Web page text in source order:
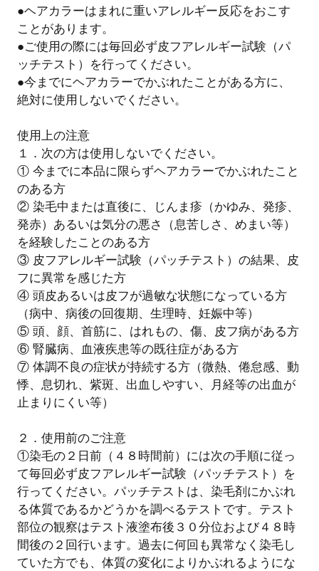
●ヘアカラーはまれに重いアレルギー反応をおこす
ことがあります。
●ご使用の際には毎回必ず皮フアレルギー試験（パ
ッチテスト）を行ってください。
●今までにヘアカラーでかぶれたことがある方に、
絶対に使用しないでください。
使用上の注意
１．次の方は使用しないでください。
① 今までに本品に限らずヘアカラーでかぶれたこと
のある方
② 染毛中または直後に、じんま疹（かゆみ、発疹、
発赤）あるいは気分の悪さ（息苦しさ、めまい等）
を経験したことのある方
③ 皮フアレルギー試験（パッチテスト）の結果、皮
フに異常を感じた方
④ 頭皮あるいは皮フが過敏な状態になっている方
（病中、病後の回復期、生理時、妊娠中等）
⑤ 頭、顔、首筋に、はれもの、傷、皮フ病がある方
⑥ 腎臓病、血液疾患等の既往症がある方
⑦ 体調不良の症状が持続する方（微熱、倦怠感、動
悸、息切れ、紫斑、出血しやすい、月経等の出血が
止まりにくい等）
２．使用前のご注意
①染毛の２日前（４８時間前）には次の手順に従っ
て毎回必ず皮フアレルギー試験（パッチテスト）を
行ってください。パッチテストは、染毛剤にかぶれ
る体質であるかどうかを調べるテストです。テスト
部位の観察はテスト液塗布後３０分位および４８時
間後の２回行います。過去に何回も異常なく染毛し
ていた方でも、体質の変化によりかぶれるようにな